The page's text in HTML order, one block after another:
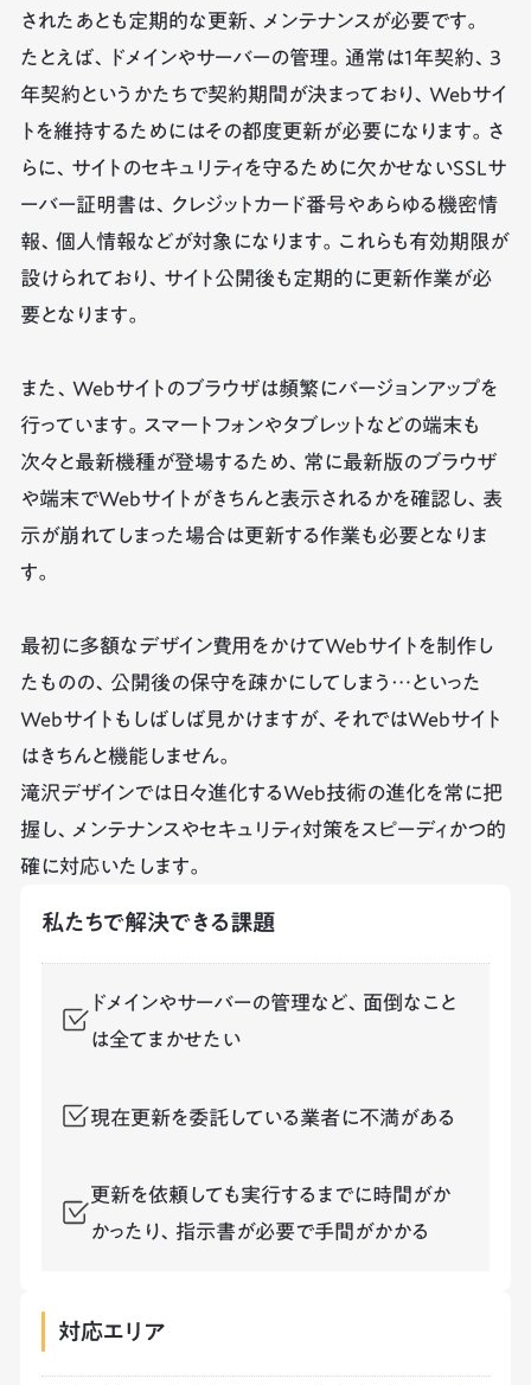
されたあとも定期的な更新、メンテナンスが必要です。
たとえば、ドメインやサーバーの管理。通常は1年契約、3
年契約というかたちで契約期間が決まっており、Webサイ
トを維持するためにはその都度更新が必要になります。さ
らに、サイトのセキュリティを守るために欠かせないSSLサ
ーバー証明書は、クレジットカード番号やあらゆる機密情
報、個人情報などが対象になります。これらも有効期限が
設けられており、サイト公開後も定期的に更新作業が必
要となります。
また、Webサイトのブラウザは頻繁にバージョンアップを
行っています。スマートフォンやタブレットなどの端末も
次々と最新機種が登場するため、常に最新版のブラウザ
や端末でWebサイトがきちんと表示されるかを確認し、表
示が崩れてしまった場合は更新する作業も必要となりま
す。
最初に多額なデザイン費用をかけてWebサイトを制作し
たものの、公開後の保守を疎かにしてしまう…といった
Webサイトもしばしば見かけますが、それではWebサイト
はきちんと機能しません。
滝沢デザインでは日々進化するWeb技術の進化を常に把
握し、メンテナンスやセキュリティ対策をスピーディかつ的
確に対応いたします。
私たちで解決できる課題
ドメインやサーバーの管理など、面倒なこと
は全てまかせたい
現在更新を委託している業者に不満がある
更新を依頼しても実行するまでに時間がか
かったり、指示書が必要で手間がかかる
対応エリア